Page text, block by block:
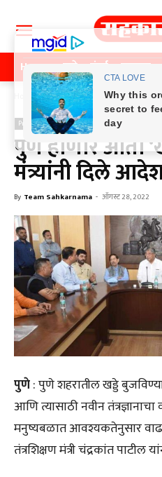
Home पुणे मुंबई महाराष्ट्र
Home Previos News
Previos News
पुणे होणार आता
मंत्र्यांनी दिले
By Team Sahkarnama - ऑगस्ट 28, 2022
पुणे: पुणे शहरातील खड्डे
आणि त्यासाठी नवीन
मनुष्यबळात आवश्यकतेनुसार वाढ
तंत्रशिक्षण मंत्री चंद्रकांत पाटील